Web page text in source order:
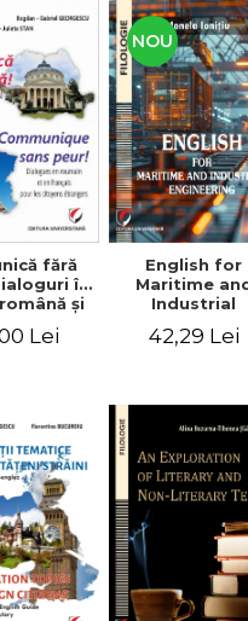
cultura și
turcă în
Volum
fără
în
şi
cetăţenii
et en
Lei
NOU
English for
Maritime
Industrial
42,29 Lei